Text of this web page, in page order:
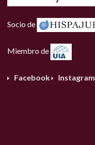
Socio de
Miembro de
Facebook Instagram